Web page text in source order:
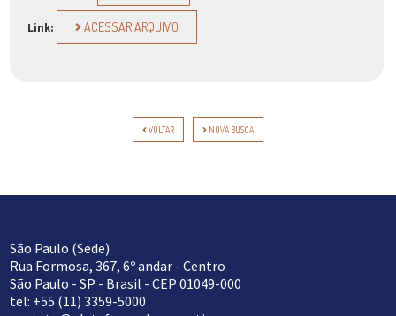
Link: ACESSAR ARQUIVO
VOLTAR NOVA BUSCA
São Paulo (Sede)
Rua Formosa, 367, 6º andar - Centro
São Paulo - SP - Brasil - CEP 01049-000
tel: +55 (11) 3359-5000